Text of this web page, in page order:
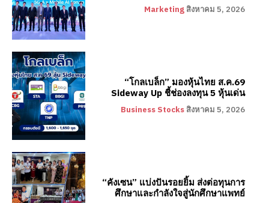
Marketing สิงหาคม 5, 2026
“โกลเบล็ก” มองหุ้นไทย ส.ค.69
Sideway Up ชี้ช่องลงทุน 5 หุ้นเด่น
Business Stocks สิงหาคม 5, 2026
“คังเซน” แบ่งปันรอยยิ้ม ส่งต่อทุนการ
ศึกษาและกำลังใจสู่นักศึกษาแพทย์